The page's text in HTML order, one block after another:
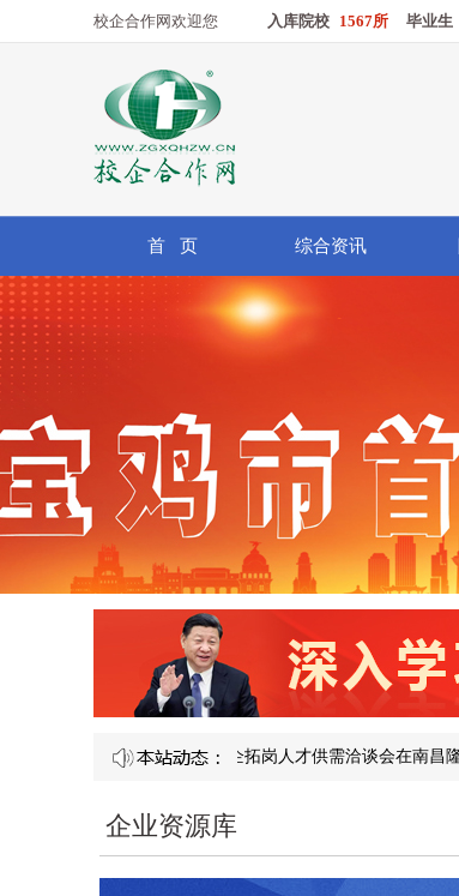
校企合作网欢迎您 入库院校 1567所 毕业生
首 页 综合资讯
教融合校企合作暨访企拓岗人才供需洽谈会在南昌隆重召开​
企业资源库